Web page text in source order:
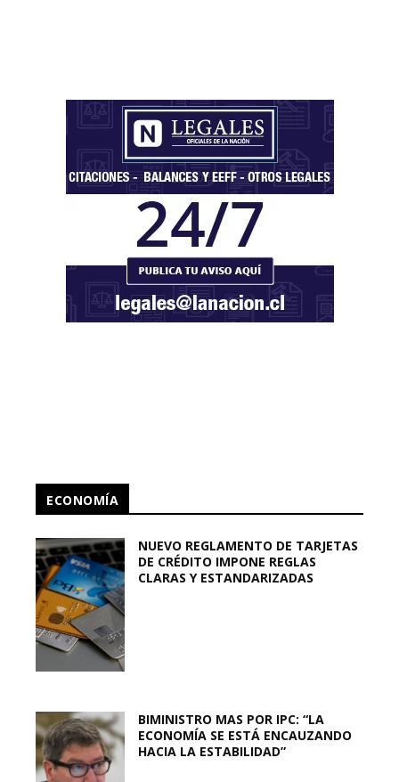
ECONOMÍA
NUEVO REGLAMENTO DE TARJETAS
DE CRÉDITO IMPONE REGLAS
CLARAS Y ESTANDARIZADAS
BIMINISTRO MAS POR IPC: “LA
ECONOMÍA SE ESTÁ ENCAUZANDO
HACIA LA ESTABILIDAD”